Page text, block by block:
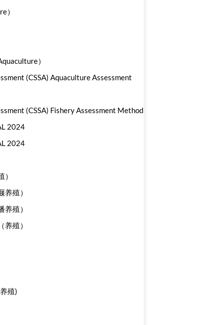
）
）
(CSSA) Aquaculture Assessment
(CSSA) Fishery Assessment Method
2024
2024
殖）
殖）
殖）
殖)